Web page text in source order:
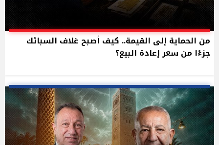
من الحماية إلى القيمة.. كيف أصبح غلاف السبائك
جزءًا من سعر إعادة البيع؟